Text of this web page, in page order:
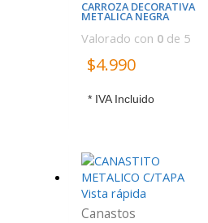
CARROZA DECORATIVA
METALICA NEGRA
Valorado con 0de 5
$4.990
* IVA Incluido
Vista rápida
Canastos